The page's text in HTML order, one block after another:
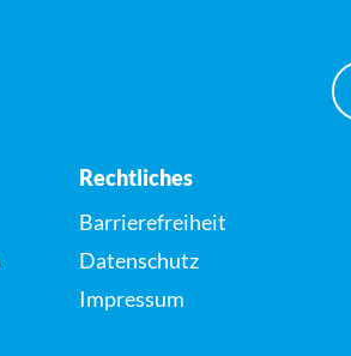
Rechtliches
Barrierefreiheit
Datenschutz
Impressum